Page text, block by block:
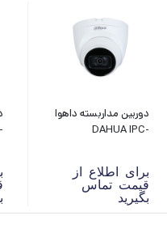
دوربین مداربسته داهوا
DAHUA IPC-
برای اطلاع از
قیمت تماس
بگیرید